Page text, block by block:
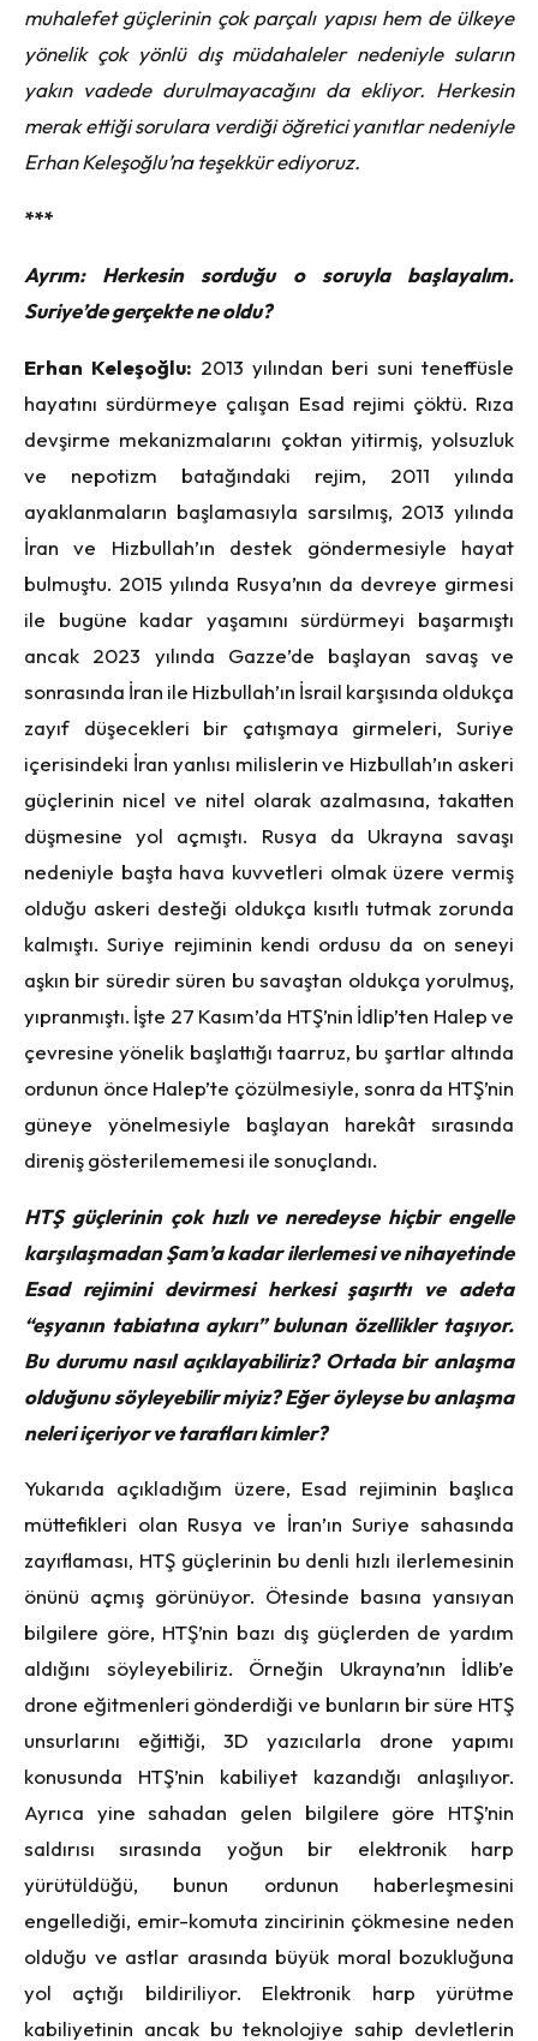
muhalefet güçlerinin çok parçalı yapısı hem de ülkeye
yönelik çok yönlü dış müdahaleler nedeniyle suların
yakın vadede durulmayacağını da ekliyor. Herkesin
merak ettiği sorulara verdiği öğretici yanıtlar nedeniyle
Erhan Keleşoğlu’na teşekkür ediyoruz.
***
Ayrım: Herkesin sorduğu o soruyla başlayalım.
Suriye’de gerçekte ne oldu?
Erhan Keleşoğlu: 2013 yılından beri suni teneffüsle
hayatını sürdürmeye çalışan Esad rejimi çöktü. Rıza
devşirme mekanizmalarını çoktan yitirmiş, yolsuzluk
ve nepotizm batağındaki rejim, 2011 yılında
ayaklanmaların başlamasıyla sarsılmış, 2013 yılında
İran ve Hizbullah’ın destek göndermesiyle hayat
bulmuştu. 2015 yılında Rusya’nın da devreye girmesi
ile bugüne kadar yaşamını sürdürmeyi başarmıştı
ancak 2023 yılında Gazze’de başlayan savaş ve
sonrasında İran ile Hizbullah’ın İsrail karşısında oldukça
zayıf düşecekleri bir çatışmaya girmeleri, Suriye
içerisindeki İran yanlısı milislerin ve Hizbullah’ın askeri
güçlerinin nicel ve nitel olarak azalmasına, takatten
düşmesine yol açmıştı. Rusya da Ukrayna savaşı
nedeniyle başta hava kuvvetleri olmak üzere vermiş
olduğu askeri desteği oldukça kısıtlı tutmak zorunda
kalmıştı. Suriye rejiminin kendi ordusu da on seneyi
aşkın bir süredir süren bu savaştan oldukça yorulmuş,
yıpranmıştı. İşte 27 Kasım’da HTŞ’nin İdlip’ten Halep ve
çevresine yönelik başlattığı taarruz, bu şartlar altında
ordunun önce Halep’te çözülmesiyle, sonra da HTŞ’nin
güneye yönelmesiyle başlayan harekât sırasında
direniş gösterilememesi ile sonuçlandı.
HTŞ güçlerinin çok hızlı ve neredeyse hiçbir engelle
karşılaşmadan Şam’a kadar ilerlemesi ve nihayetinde
Esad rejimini devirmesi herkesi şaşırttı ve adeta
“eşyanın tabiatına aykırı” bulunan özellikler taşıyor.
Bu durumu nasıl açıklayabiliriz? Ortada bir anlaşma
olduğunu söyleyebilir miyiz? Eğer öyleyse bu anlaşma
neleri içeriyor ve tarafları kimler?
Yukarıda açıkladığım üzere, Esad rejiminin başlıca
müttefikleri olan Rusya ve İran’ın Suriye sahasında
zayıflaması, HTŞ güçlerinin bu denli hızlı ilerlemesinin
önünü açmış görünüyor. Ötesinde basına yansıyan
bilgilere göre, HTŞ’nin bazı dış güçlerden de yardım
aldığını söyleyebiliriz. Örneğin Ukrayna’nın İdlib’e
drone eğitmenleri gönderdiği ve bunların bir süre HTŞ
unsurlarını eğittiği, 3D yazıcılarla drone yapımı
konusunda HTŞ’nin kabiliyet kazandığı anlaşılıyor.
Ayrıca yine sahadan gelen bilgilere göre HTŞ’nin
saldırısı sırasında yoğun bir elektronik harp
yürütüldüğü, bunun ordunun haberleşmesini
engellediği, emir-komuta zincirinin çökmesine neden
olduğu ve astlar arasında büyük moral bozukluğuna
yol açtığı bildiriliyor. Elektronik harp yürütme
kabiliyetinin ancak bu teknolojiye sahip devletlerin